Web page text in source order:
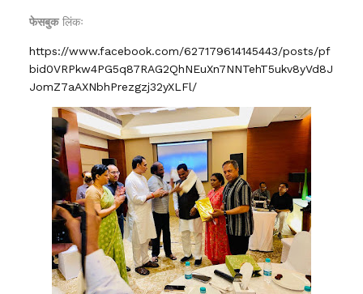
फेसबुकलिंकः
https://www.facebook.com/627179614145443/posts/pf
bid0VRPkw4PG5q87RAG2QhNEuXn7NNTehT5ukv8yVd8J
JomZ7aAXNbhPrezgzj32yXLFl/